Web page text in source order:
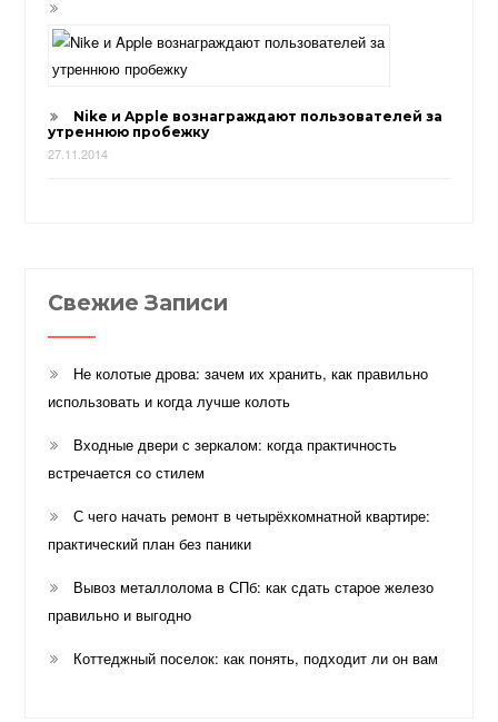
Nike и Apple вознаграждают пользователей за
утреннюю пробежку
27.11.2014
Свежие Записи
Не колотые дрова: зачем их хранить, как правильно
использовать и когда лучше колоть
Входные двери с зеркалом: когда практичность
встречается со стилем
С чего начать ремонт в четырёхкомнатной квартире:
практический план без паники
Вывоз металлолома в СПб: как сдать старое железо
правильно и выгодно
Коттеджный поселок: как понять, подходит ли он вам